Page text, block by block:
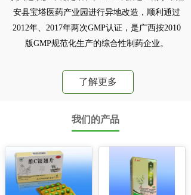
安县宝塔医药产业园进行异地改造，顺利通过
2012年、2017年两次GMP认证，是广西按2010
版GMP规范化生产的综合性制药企业。
了解更多
我们的产品